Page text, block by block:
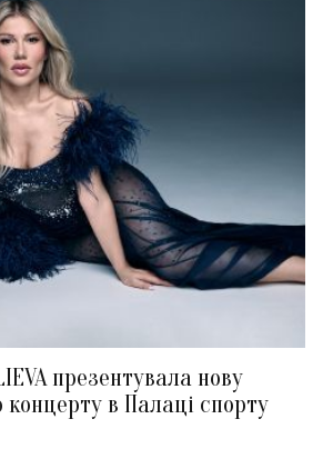
презентувала нову
в Палаці спорту